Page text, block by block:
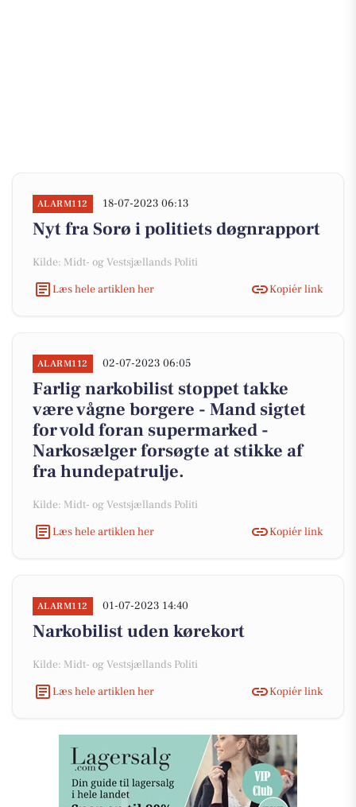
ALARM112 18-07-2023 06:13
Nyt fra Sorø i politiets døgnrapport
Kilde: Midt- og Vestsjællands Politi
Læs hele artiklen her
Kopiér link
ALARM112 02-07-2023 06:05
Farlig narkobilist stoppet takke
være vågne borgere - Mand sigtet
for vold foran supermarked -
Narkosælger forsøgte at stikke af
fra hundepatrulje.
Kilde: Midt- og Vestsjællands Politi
Læs hele artiklen her
Kopiér link
ALARM112 01-07-2023 14:40
Narkobilist uden kørekort
Kilde: Midt- og Vestsjællands Politi
Læs hele artiklen her
Kopiér link